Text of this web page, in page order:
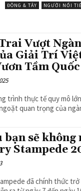
ĐÔNG & TÂY NGƯỜI NỔI
Vượt
Giải Trí
Tầm
trình thực tế quy mô
quan trọng của
bạn sẽ
Stampede
đã chính thức trở lại vào năm